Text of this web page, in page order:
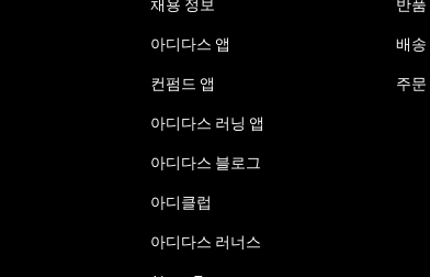
채용 정보
아디다스 앱
컨펌드 앱
아디다스 러닝 앱
아디다스 블로그
아디클럽
아디다스 러너스
반품
배송
주문